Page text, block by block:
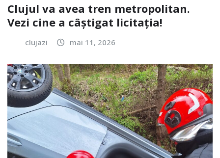
Clujul va avea tren metropolitan.
Vezi cine a câștigat licitația!
clujazi mai 11, 2026